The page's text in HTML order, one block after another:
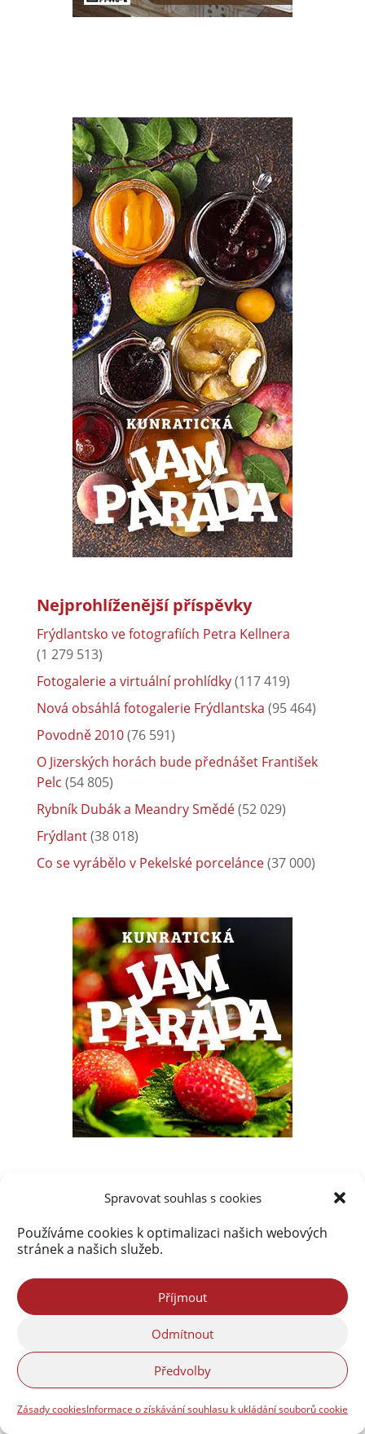
Spravovat souhlas s cookies
Používáme cookies k optimalizaci našich webových
stránek a našich služeb.
Příjmout
Odmítnout
Předvolby
Zásady cookiesInformace o získávání souhlasu k ukládání souborů cookie
Nejprohlíženější příspěvky
Frýdlantsko ve fotografiích Petra Kellnera
(1 279 513)
Fotogalerie a virtuální prohlídky(117 419)
Nová obsáhlá fotogalerie Frýdlantska (95 464)
Povodně 2010(76 591)
O Jizerských horách bude přednášet František
Pelc (54 805)
Rybník Dubák a Meandry Smědé(52 029)
Frýdlant(38 018)
Co se vyrábělo v Pekelské porcelánce(37 000)
Petr Jeřábek:Hejnické VínoHraní 2026
Lucie Zralá:Srpen 1968 na Liberecku a
Frýdlantsku ve fotografiích
Ve Frýdlantu se znovu otevírá
Vladimír Franko:Společnost ETK Check, s.r.o.